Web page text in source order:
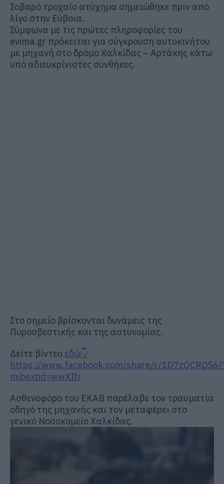
Σοβαρό τροχαίο ατύχημα σημειώθηκε πριν από
λίγο στην Εύβοια.
Σύμφωνα με τις πρώτες πληροφορίες του
evima.gr πρόκειται για σύγκρουση αυτοκινήτου
με μηχανή στο δρόμο Χαλκίδας – Αρτάκης κάτω
υπό αδιευκρίνιστες συνθήκες.
Στο σημείο βρίσκονται δυνάμεις της
Πυροσβεστικής και της αστυνομίας.
Δείτε βίντεο εδώ👇
https://www.facebook.com/share/r/1D7zQCRQS6/
mibextid=wwXIfr
Ασθενοφόρο του ΕΚΑΒ παρέλαβε τον τραυματία
οδηγό της μηχανής και τον μεταφέρει στο
γενικό Νοσοκομείο Χαλκίδας.